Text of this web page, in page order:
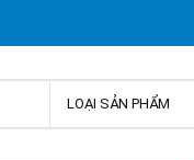
LOẠI SẢN PHẨM